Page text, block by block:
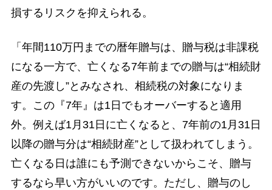
損するリスクを抑えられる。
「年間110万円までの暦年贈与は、贈与税は非課税
になる一方で、亡くなる7年前までの贈与は“相続財
産の先渡し”とみなされ、相続税の対象になりま
す。この『7年』は1日でもオーバーすると適用
外。例えば1月31日に亡くなると、7年前の1月31日
以降の贈与分は“相続財産”として扱われてしまう。
亡くなる日は誰にも予測できないからこそ、贈与
するなら早い方がいいのです。ただし、贈与のし